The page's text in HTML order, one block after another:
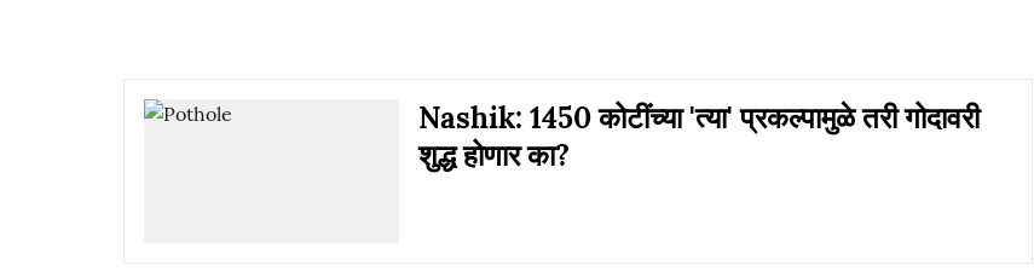
Nashik: 1450 कोटींच्या 'त्या' प्रकल्पामुळे तरी गोदावरी
शुद्ध होणार का?